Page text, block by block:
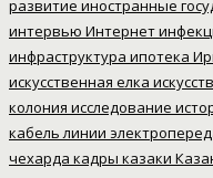
развитие иностранные
интервью Интернет
инфраструктура ипотека
искусственная елка
колония исследование
кабель линии
чехарда кадры казаки